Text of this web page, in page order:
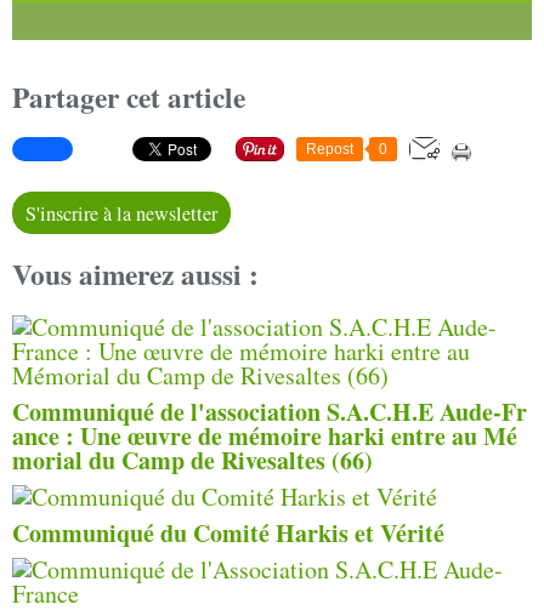
Partager cet article
Repost 0
S'inscrire à la newsletter
Vous aimerez aussi :
Communiqué de l'association S.A.C.H.E Aude-Fr
ance : Une œuvre de mémoire harki entre au Mé
morial du Camp de Rivesaltes (66)
Communiqué du Comité Harkis et Vérité